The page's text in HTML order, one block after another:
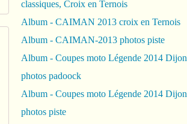
classiques, Croix en Ternois
Album - CAIMAN 2013 croix en Ternois
Album - CAIMAN-2013 photos piste
Album - Coupes moto Légende 2014 Dijon
photos padoock
Album - Coupes moto Légende 2014 Dijon
photos piste